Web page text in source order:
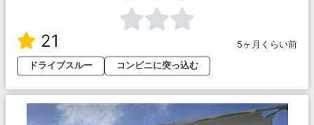
21
5ヶ月くらい前
ドライブスルー
コンビニに突っ込む